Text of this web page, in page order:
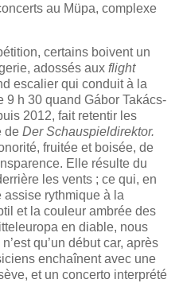
au Müpa, complexe
certains boivent un
adossés aux flight
escalier qui conduit à la
9 h 30 quand Gábor Takács-
2012, fait retentir les
de Der Schauspieldirektor.
fruitée et boisée, de
Elle résulte du
les vents ; ce qui, en
assise rythmique à la
et la couleur ambrée des
en diable, nous
qu’un début car, après
enchaînent avec une
et un concerto interprété